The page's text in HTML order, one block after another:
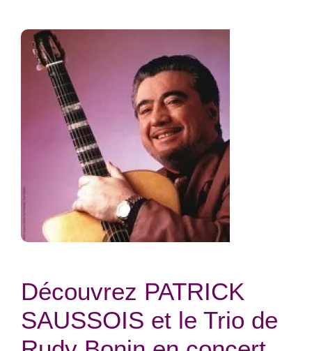
Découvrez PATRICK
SAUSSOIS et le Trio de